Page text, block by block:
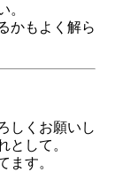
。
かもよく解ら
しくお願いし
して。
す。